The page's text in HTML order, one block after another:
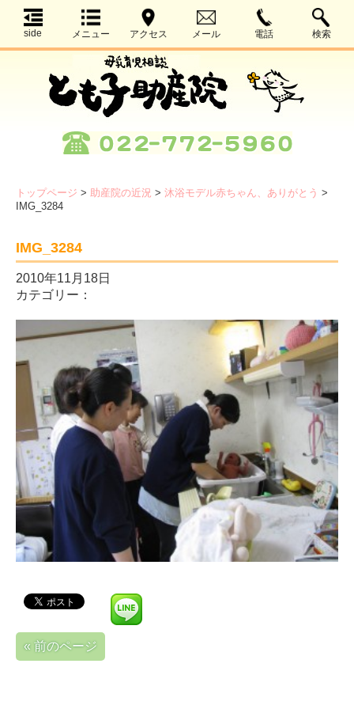
side メニュー アクセス メール 電話 検索
トップページ > 助産院の近況 > 沐浴モデル赤ちゃん、ありがとう >
IMG_3284
IMG_3284
2010年11月18日
カテゴリー：
« 前のページ